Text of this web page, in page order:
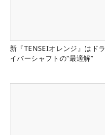
新『TENSEIオレンジ』はドラ
イバーシャフトの“最適解”